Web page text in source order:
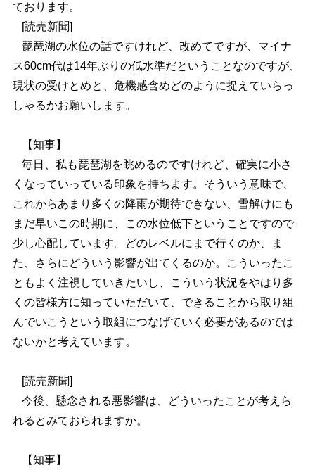
ております。
[読売新聞]
琵琶湖の水位の話ですけれど、改めてですが、マイナ
ス60cm代は14年ぶりの低水準だということなのですが、
現状の受けとめと、危機感含めどのように捉えていらっ
しゃるかお願いします。
【知事】
毎日、私も琵琶湖を眺めるのですけれど、確実に小さ
くなっていっている印象を持ちます。そういう意味で、
これからあまり多くの降雨が期待できない、雪解けにも
まだ早いこの時期に、この水位低下ということですので
少し心配しています。どのレベルにまで行くのか、ま
た、さらにどういう影響が出てくるのか。こういったこ
ともよく注視していきたいし、こういう状況をやはり多
くの皆様方に知っていただいて、できることから取り組
んでいこうという取組につなげていく必要があるのでは
ないかと考えています。
[読売新聞]
今後、懸念される悪影響は、どういったことが考えら
れるとみておられますか。
【知事】